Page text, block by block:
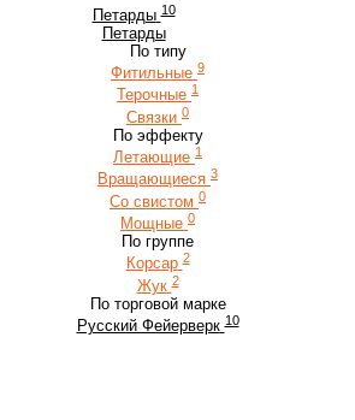
Петарды 10
Петарды
По типу
Фитильные 9
Терочные 1
Связки 0
По эффекту
Летающие 1
Вращающиеся 3
Со свистом 0
Мощные 0
По группе
Корсар 2
Жук 2
По торговой марке
Русский Фейерверк 10